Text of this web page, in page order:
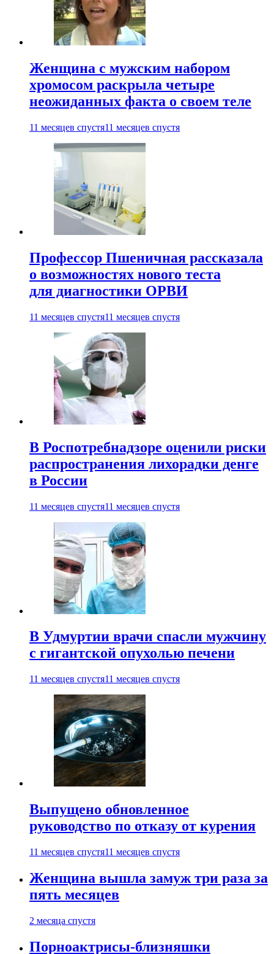
Женщина с мужским набором
хромосом раскрыла четыре
неожиданных факта о своем теле
11 месяцев спустя11 месяцев спустя
Профессор Пшеничная рассказала
о возможностях нового теста
для диагностики ОРВИ
11 месяцев спустя11 месяцев спустя
В Роспотребнадзоре оценили риски
распространения лихорадки денге
в России
11 месяцев спустя11 месяцев спустя
В Удмуртии врачи спасли мужчину
с гигантской опухолью печени
11 месяцев спустя11 месяцев спустя
Выпущено обновленное
руководство по отказу от курения
11 месяцев спустя11 месяцев спустя
Женщина вышла замуж три раза за
пять месяцев
2 месяца спустя
Порноактрисы-близняшки